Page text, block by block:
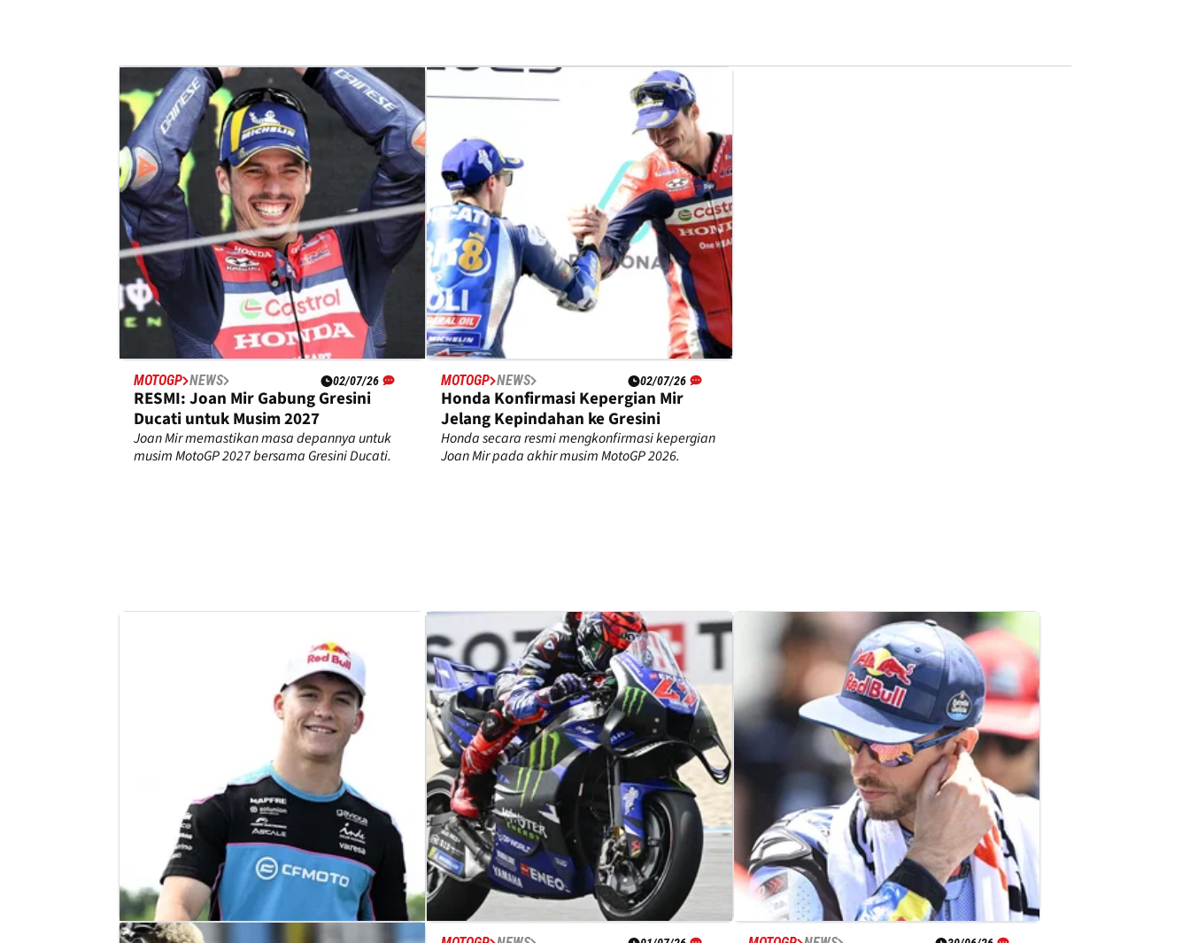
MOTOGP NEWS 02/07/26
RESMI: Joan Mir Gabung Gresini
Ducati untuk Musim 2027
Joan Mir memastikan masa depannya untuk
musim MotoGP 2027 bersama Gresini Ducati.
MOTOGP NEWS 02/07/26
Honda Konfirmasi Kepergian Mir
Jelang Kepindahan ke Gresini
Honda secara resmi mengkonfirmasi kepergian
Joan Mir pada akhir musim MotoGP 2026.